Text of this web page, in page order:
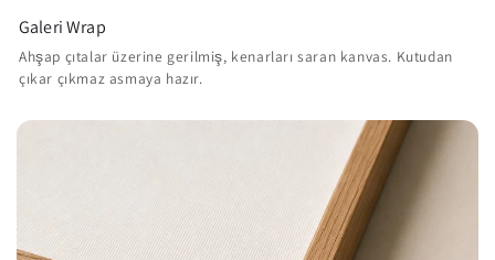
Galeri Wrap
Ahşap çıtalar üzerine gerilmiş, kenarları saran kanvas. Kutudan
çıkar çıkmaz asmaya hazır.